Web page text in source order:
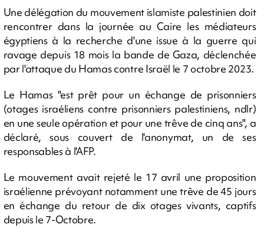
Une délégation du mouvement islamiste palestinien doit
rencontrer dans la journée au Caire les médiateurs
égyptiens à la recherche d'une issue à la guerre qui
ravage depuis 18 mois la bande de Gaza, déclenchée
par l'attaque du Hamas contre Israël le 7 octobre 2023.
Le Hamas "est prêt pour un échange de prisonniers
(otages israéliens contre prisonniers palestiniens, ndlr)
en une seule opération et pour une trêve de cinq ans", a
déclaré, sous couvert de l'anonymat, un de ses
responsables à l'AFP.
Le mouvement avait rejeté le 17 avril une proposition
israélienne prévoyant notamment une trêve de 45 jours
en échange du retour de dix otages vivants, captifs
depuis le 7-Octobre.